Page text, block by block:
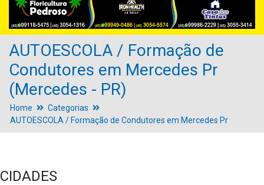
AUTOESCOLA / Formação de
Condutores em Mercedes Pr
(Mercedes - PR)
Home
Categorias
AUTOESCOLA / Formação de Condutores em Mercedes Pr
CIDADES